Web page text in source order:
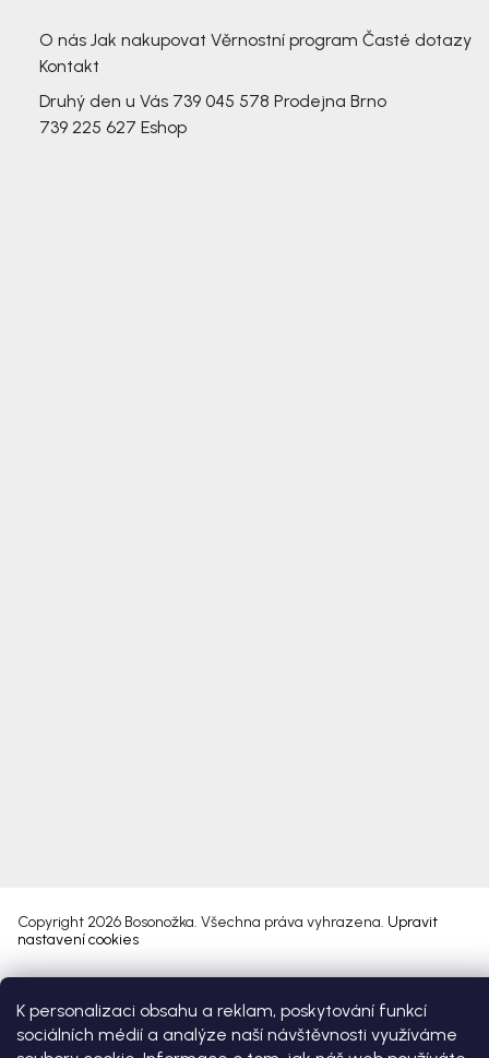
K personalizaci obsahu a reklam, poskytování funkcí
sociálních médií a analýze naší návštěvnosti využíváme
O nás Jak nakupovat Věrnostní program Časté dotazy
Kontakt
Druhý den u Vás 739 045 578 Prodejna Brno
739 225 627 Eshop
Copyright 2026 Bosonožka. Všechna práva vyhrazena. Upravit
nastavení cookies